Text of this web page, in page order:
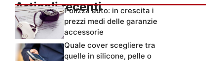
Articoli recentiPolizza auto: in crescita i
prezzi medi delle garanzie
accessorie
Quale cover scegliere tra
quelle in silicone, pelle o